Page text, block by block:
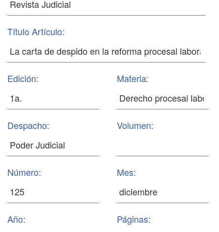
Título Artículo:
Edición: Materia:
Despacho: Volumen:
Número: Mes:
Año: Páginas: